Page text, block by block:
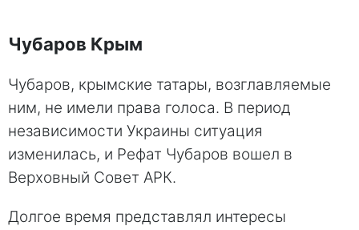
Чубаров Крым
Чубаров, крымские татары, возглавляемые
ним, не имели права голоса. В период
независимости Украины ситуация
изменилась, и Рефат Чубаров вошел в
Верховный Совет АРК.
Долгое время представлял интересы